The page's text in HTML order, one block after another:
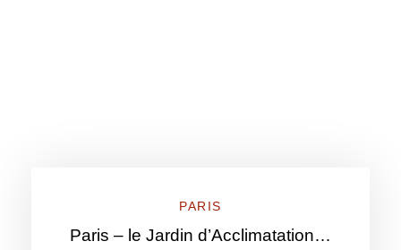
PARIS
Paris – le Jardin d’Acclimatation…